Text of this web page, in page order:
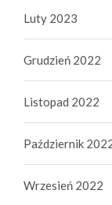
Luty 2023
Grudzień 2022
Listopad 2022
Październik
Wrzesień 2022